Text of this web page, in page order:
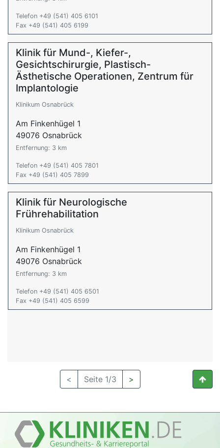
Telefon +49 (541) 405 6101
Fax +49 (541) 405 6199
Klinik für Mund-, Kiefer-,
Gesichtschirurgie, Plastisch-
Ästhetische Operationen, Zentrum für
Implantologie
Klinikum Osnabrück
Am Finkenhügel 1
49076 Osnabrück
Entfernung: 3 km
Telefon +49 (541) 405 7801
Fax +49 (541) 405 7899
Klinik für Neurologische
Frührehabilitation
Klinikum Osnabrück
Am Finkenhügel 1
49076 Osnabrück
Entfernung: 3 km
Telefon +49 (541) 405 6501
Fax +49 (541) 405 6599
< Seite 1/3 >